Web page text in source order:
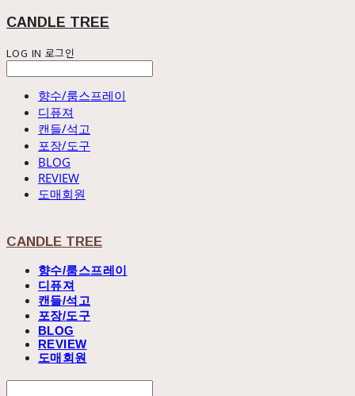
CANDLE TREE
LOG IN 로그인
향수/룸스프레이
디퓨져
캔들/석고
포장/도구
BLOG
REVIEW
도매회원
CANDLE TREE
향수/룸스프레이
디퓨져
캔들/석고
포장/도구
BLOG
REVIEW
도매회원